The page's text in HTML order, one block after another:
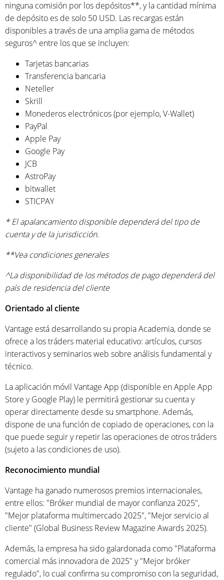
ninguna comisión por los depósitos**, y la cantidad mínima
de depósito es de solo 50 USD. Las recargas están
disponibles a través de una amplia gama de métodos
seguros^ entre los que se incluyen:
Tarjetas bancarias
Transferencia bancaria
Neteller
Skrill
Monederos electrónicos (por ejemplo, V-Wallet)
PayPal
Apple Pay
Google Pay
JCB
AstroPay
bitwallet
STICPAY
* El apalancamiento disponible dependerá del tipo de
cuenta y de la jurisdicción.
**Vea condiciones generales
^La disponibilidad de los métodos de pago dependerá del
país de residencia del cliente
Orientado al cliente
Vantage está desarrollando su propia Academia, donde se
ofrece a los tráders material educativo: artículos, cursos
interactivos y seminarios web sobre análisis fundamental y
técnico.
La aplicación móvil Vantage App (disponible en Apple App
Store y Google Play) le permitirá gestionar su cuenta y
operar directamente desde su smartphone. Además,
dispone de una función de copiado de operaciones, con la
que puede seguir y repetir las operaciones de otros tráders
(sujeto a las condiciones de uso).
Reconocimiento mundial
Vantage ha ganado numerosos premios internacionales,
entre ellos: "Bróker mundial de mayor confianza 2025",
"Mejor plataforma multimercado 2025", "Mejor servicio al
cliente" (Global Business Review Magazine Awards 2025).
Además, la empresa ha sido galardonada como "Plataforma
comercial más innovadora de 2025" y "Mejor bróker
regulado", lo cual confirma su compromiso con la seguridad,